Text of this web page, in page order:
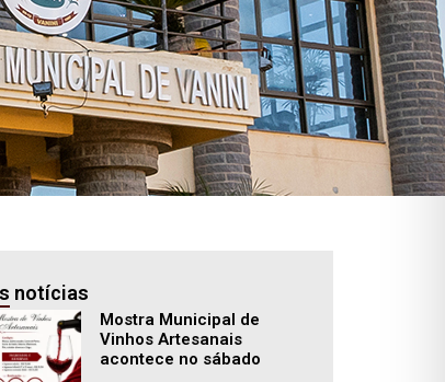
notícias
Mostra Municipal de
Vinhos Artesanais
acontece no sábado